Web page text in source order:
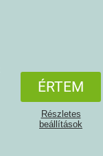
ÉRTEM
Részletes
beállítások